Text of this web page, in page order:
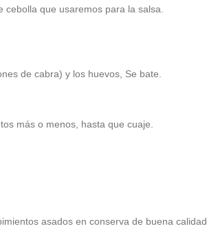
que usaremos para la salsa.
de cabra) y los huevos, Se bate.
más o menos, hasta que cuaje.
asados en conserva de buena calidad.